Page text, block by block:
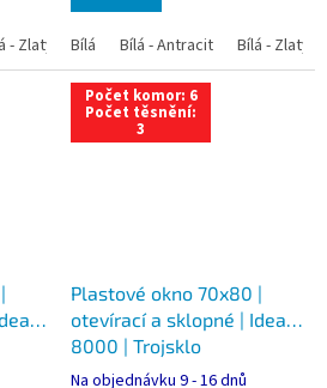
- Zlatý dub Bílá - Tmavý dub Bílá -
Bílá Bílá - Antracit Bílá - Zlatý
Počet komor: 6
Počet těsnění:
3
Plastové okno 70x80 |
otevírací a sklopné | Ideal
8000 | Trojsklo
Na objednávku 9 - 16 dnů